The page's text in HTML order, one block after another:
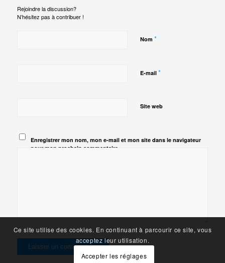
Rejoindre la discussion?
N’hésitez pas à contribuer !
Nom *
E-mail *
Site web
Enregistrer mon nom, mon e-mail et mon site dans le navigateur
pour mon prochain commentaire.
Ce site utilise des cookies. En continuant à parcourir ce site, vous
acceptez leur utilisation.
Accepter les réglages